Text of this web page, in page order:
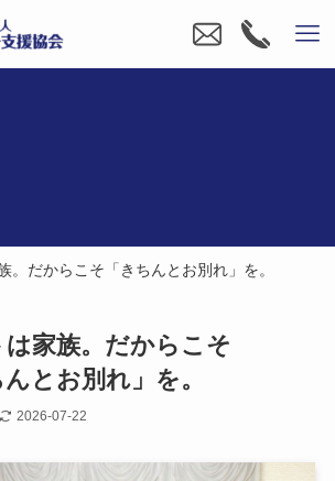
。だからこそ「きちんとお別れ」を。
家族。​だから​こそ​
んとお別れ」を。
2026-07-22